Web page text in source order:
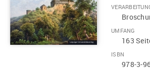
UMFANG
163
ISBN
978-3-